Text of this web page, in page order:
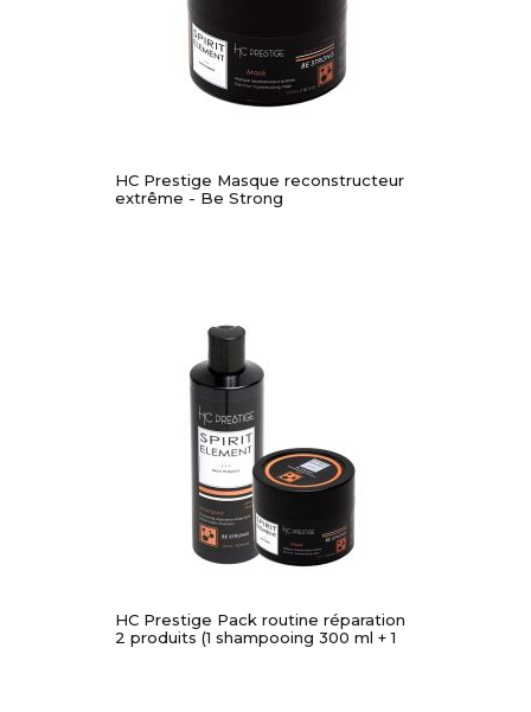
HC Prestige Masque reconstructeur
extrême - Be Strong
HC Prestige Pack routine réparation
2 produits (1 shampooing 300 ml + 1